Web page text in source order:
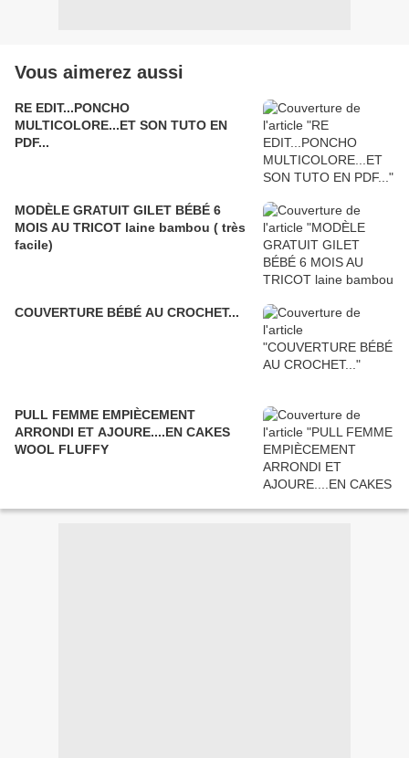
Vous aimerez aussi
RE EDIT...PONCHO
MULTICOLORE...ET SON TUTO EN
PDF...
MODÈLE GRATUIT GILET BÉBÉ 6
MOIS AU TRICOT laine bambou ( très
facile)
COUVERTURE BÉBÉ AU CROCHET...
PULL FEMME EMPIÈCEMENT
ARRONDI ET AJOURE....EN CAKES
WOOL FLUFFY